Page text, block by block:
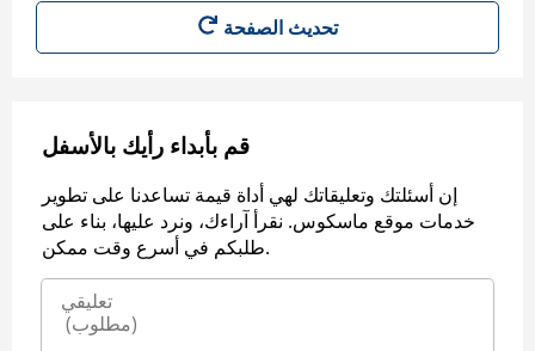
تحديث الصفحة
قم بأبداء رأيك بالأسفل
إن أسئلتك وتعليقاتك لهي أداة قيمة تساعدنا على تطوير
خدمات موقع ماسكوس. نقرأ آراءك، ونرد عليها، بناء على
طلبكم في أسرع وقت ممكن.